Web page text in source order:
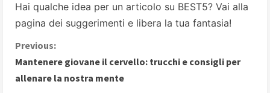
Hai qualche idea per un articolo su BEST5? Vai alla
pagina dei suggerimenti e libera la tua fantasia!
C
o
Previous:
Mantenere giovane il cervello: trucchi e consigli per
allenare la nostra mente